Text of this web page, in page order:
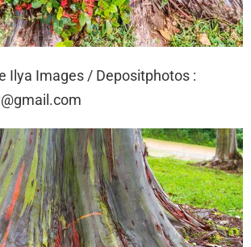
Ilya Images / Depositphotos :